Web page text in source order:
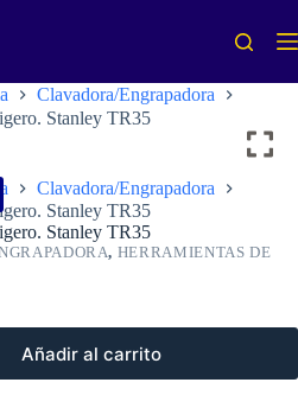
Clavadora/Engrapadora
Stanley TR35
Clavadora/Engrapadora
Stanley TR35
Stanley TR35
, HERRAMIENTAS DE
Añadir al carrito